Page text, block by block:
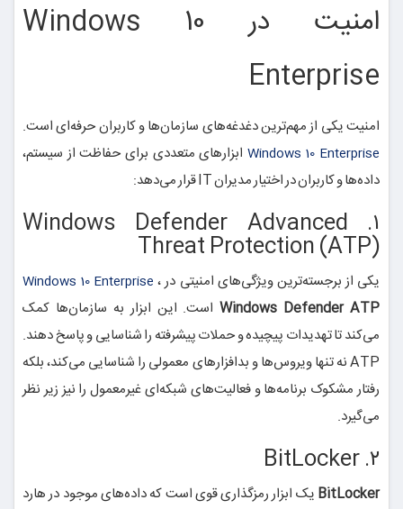
امنیت در Windows 10
Enterprise
امنیت یکی از مهم‌ترین دغدغه‌های سازمان‌ها و کاربران حرفه‌ای است.
Windows 10 Enterprise ابزارهای متعددی برای حفاظت از سیستم،
داده‌ها و کاربران در اختیار مدیران IT قرار می‌دهد:
۱. Windows Defender Advanced
Threat Protection (ATP)
یکی از برجسته‌ترین ویژگی‌های امنیتی در Windows 10 Enterprise ،
Windows Defender ATPاست. این ابزار به سازمان‌ها کمک
می‌کند تا تهدیدات پیچیده و حملات پیشرفته را شناسایی و پاسخ دهند.
ATP نه تنها ویروس‌ها و بدافزارهای معمولی را شناسایی می‌کند، بلکه
رفتار مشکوک برنامه‌ها و فعالیت‌های شبکه‌ای غیرمعمول را نیز زیر نظر
می‌گیرد.
۲. BitLocker
BitLocker یک ابزار رمزگذاری قوی است که داده‌های موجود در هارد